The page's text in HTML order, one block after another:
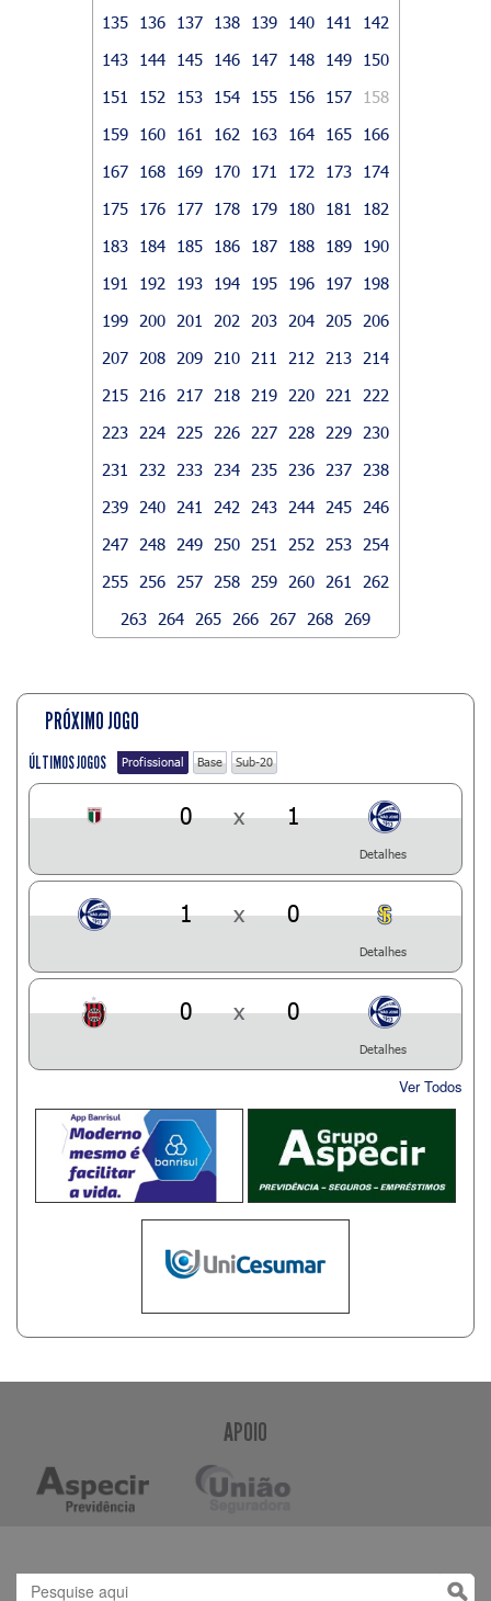
135
136 137 138 139 140 141
142
143
144 145 146 147 148 149
150
151
152 153 154 155 156 157
158
159
160 161 162 163 164 165
166
167
168 169 170 171 172 173
174
175
176 177 178 179 180 181
182
183
184 185 186 187 188 189
190
191
192 193 194 195 196 197
198
199
200 201 202 203 204 205
206
207
208 209 210 211 212 213
214
215
216 217 218 219 220 221
222
223
224 225 226 227 228 229
230
231
232 233 234 235 236 237
238
239
240 241 242 243 244 245
246
247
248 249 250 251 252 253
254
255
256 257 258 259 260 261
262
263
264 265 266 267 268 269
PRÓXIMO JOGO
ÚLTIMOS JOGOS Profissional Base Sub-20
0 x 1
Detalhes
1 x 0
Detalhes
0 x 0
Detalhes
Ver Todos
APOIO